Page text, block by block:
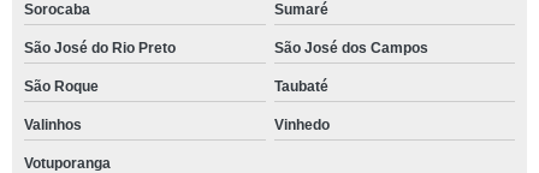
Sorocaba Sumaré
São José do Rio Preto São José dos Campos
São Roque Taubaté
Valinhos Vinhedo
Votuporanga